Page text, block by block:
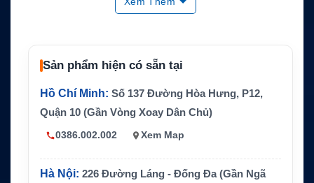
Dịch
ỗ trợ
Gọi thoại, SMS, e
ửi vị trí
Thời
thoại
Tối đa 8 giờ
Sản phẩm hiện có sẵn tại
Hồ Chí Minh: Số 137 Đường Hòa Hưng, P12,
Quận 10 (Gần Vòng Xoay Dân Chủ)
0386.002.002 Xem Map
Hà Nội: 226 Đường Láng - Đống Đa (Gần Ngã